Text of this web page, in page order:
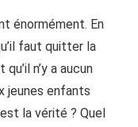
énormément. En
faut quitter la
n’y a aucun
jeunes enfants
la vérité ? Quel